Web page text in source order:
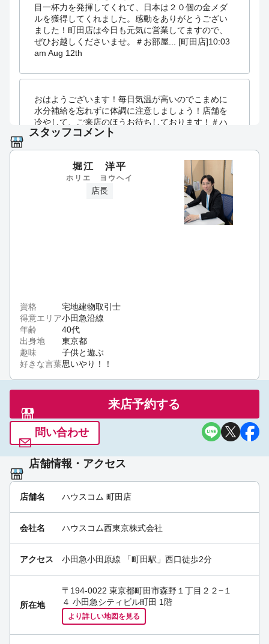
目一杯力を発揮してくれて、日本は２０個の金メダ
ルを獲得してくれました。感動をありがとうござい
ました！町田店は今日も元気に営業してますので、
ぜひお越しくださいませ。＃お部屋... [町田店]10:03
am Aug 12th
おはようございます！毎日気温が高いのでこまめに
水分補給を忘れずに体調に注意しましょう！店舗を
冷やして、ご来店のほうお待ちしております！＃ハ
ウスコム ＃ハウスコム町田店 ＃町田 ＃お部屋
おはようございます。ハウスコム町田店です。本日
の最高気温は36°を記録するそうです。外出等される
方は水分補給と紫外線対策をバッチリとしてからお
出かけしてくださいね。本日も元気いっぱい頑張っ
が町田市は本日最高気温３８°を予定しております。
暑い中でも安全運転で今日も営業していきます [町田
店]
09:29 am Jul 22nd
続いていますが皆様どのようにお過ごしでしょう
か。気分をリフレッシュするために、お部屋をお探
しの方は是非弊社にお越しください!＃お部屋探し＃
町田駅[町田店] [町田店]
スタッフコメント
堀江 洋平
ホリエ ヨウヘイ
店長
資格
宅地建物取引士
得意エリア小田急沿線
年齢
40代
出身地
東京都
趣味
子供と遊ぶ
好きな言葉思いやり！！
来店予約する
問い合わせ
店舗情報・アクセス
店舗名 ハウスコム 町田店
会社名 ハウスコム西東京株式会社
アクセス 小田急小田原線 「町田駅 」西口徒歩2分
所在地
〒194-0022 東京都町田市森野１丁目２２−１
４ 小田急シティビル町田 1階
より詳しい地図を見る